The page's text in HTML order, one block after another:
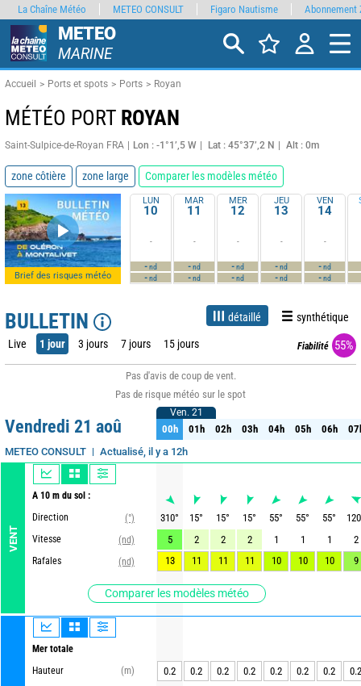
METEO
MARINE
Accueil Ports et spots Ports Royan
MÉTÉO PORT ROYAN
Saint-Sulpice-de-Royan FRA Lon : -1°1’,5 W Lat : 45°37’,2 N Alt : 0m
zone côtière zone large Comparer les modèles météo
Brief des risques météo
LUN
10
-
-nd
-nd
MAR
11
-
-nd
-nd
MER
12
-
-nd
-nd
JEU
13
-
-nd
-nd
VEN
14
-
-nd
-nd
BULLETIN détaillé synthétique
Live 1 jour 3 jours 7 jours 15 jours Fiabilité 55%
Pas d'avis de coup de vent.
Pas de risque météo sur le spot
Vendredi 21 aoû
METEO CONSULT Actualisé, il y a 12h
VENT
A 10 m du sol :
Direction
(°)
Vitesse
(nd)
Rafales
(nd)
Comparer les modèles météo
Mer totale
Hauteur
(m)
Ven. 21
00h 01h 02h 03h 04h 05h 06h
Ven. 21
00h 01h 02h 03h 04h 05h 06h
310° 15° 15° 15° 55° 55° 55°
120
5
2 2 2 1 1 1
2
13
11 11 11 10 10 10 9
0.2 0.2 0.2 0.2 0.2 0.2 0.2 0.2
La Chaîne Météo METEO CONSULT Figaro Nautisme Abonnement